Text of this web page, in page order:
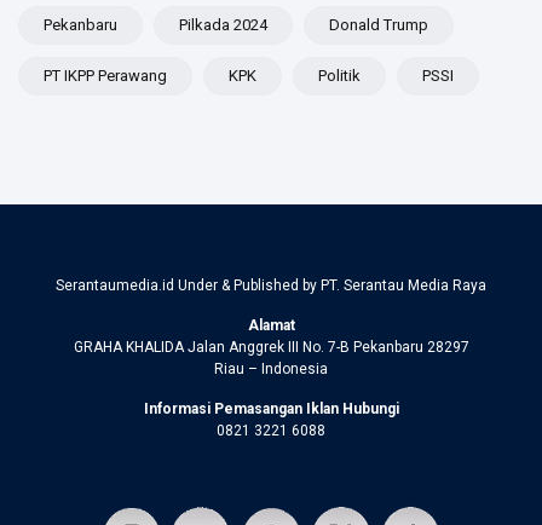
Pekanbaru Pilkada 2024 Donald Trump
PT IKPP Perawang KPK Politik PSSI
Serantaumedia.id Under & Published by PT. Serantau Media Raya
Alamat
GRAHA KHALIDA Jalan Anggrek III No. 7-B Pekanbaru 28297
Riau – Indonesia
Informasi Pemasangan Iklan Hubungi
0821 3221 6088